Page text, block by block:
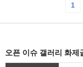
1
오픈 이슈 갤러리 화제